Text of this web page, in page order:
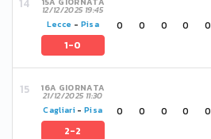
12/12/2025 19:45
Lecce - Pisa
1-0
0 0 0 0 0
16A GIORNATA
21/12/2025 11:30
Cagliari -Pisa
2-2
0 0 0 0 0